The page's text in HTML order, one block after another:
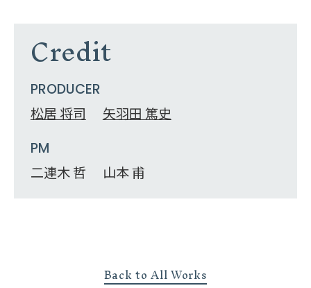
Credit
PRODUCER
松居 将司 矢羽田 篤史
PM
二連木 哲 山本 甫
Back to All Works